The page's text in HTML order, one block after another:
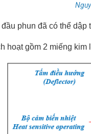
phun đã có thể dập
hoạt gồm 2 miếng